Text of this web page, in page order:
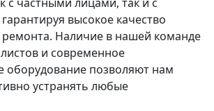
высокое качество
Наличие в нашей команде
и современное
оборудование позволяют нам
устранять любые